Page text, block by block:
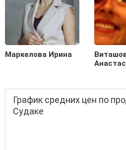
Маркелова Ирина
График средних цен по
Судаке